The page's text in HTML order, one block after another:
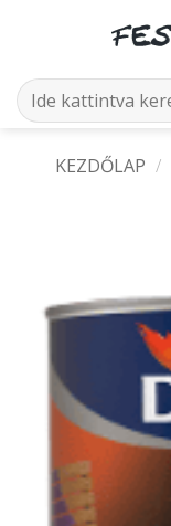
Keresés
a
KEZDŐLAP /